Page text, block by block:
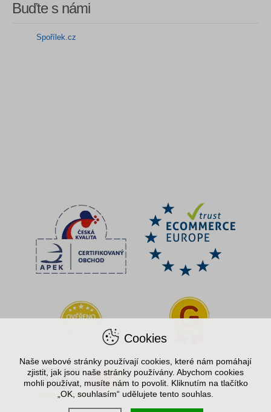
Buďte s námi
Spořílek.cz
Cookies
Naše webové stránky používají cookies, které nám pomáhají
zjistit, jak jsou naše stránky používány. Abychom cookies
mohli používat, musíte nám to povolit. Kliknutím na tlačítko
„OK, souhlasím“ udělujete tento souhlas.